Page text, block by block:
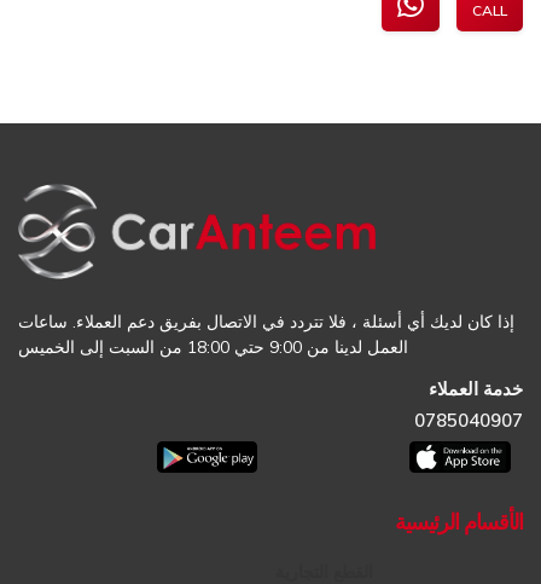
CALL
إذا كان لديك أي أسئلة ، فلا تتردد في الاتصال بفريق دعم العملاء. ساعات
العمل لدينا من 9:00 حتي 18:00 من السبت إلى الخميس
خدمة العملاء
0785040907
الأقسام الرئيسية